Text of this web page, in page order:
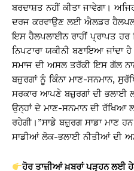
ਬਰਦਾਸ਼ਤ ਨਹੀਂ ਕੀਤਾ ਜਾਵੇਗਾ।
ਦਰਜ ਕਰਵਾਉਣ ਲਈ ਐਲਡਰ
ਇਸ ਹੈਲਪਲਾਈਨ ਰਾਹੀਂ ਪ੍ਰਾਪਤ ਹਰ
ਨਿਪਟਾਰਾ ਯਕੀਨੀ ਬਣਾਇਆ ਜਾਂਦਾ
ਸਮਾਜ ਦੀ ਅਸਲ ਤਰੱਕੀ ਇਸ ਗੱਲ
ਬਜ਼ੁਰਗਾਂ ਨੂੰ ਕਿੰਨਾ ਮਾਣ-ਸਨਮਾਨ,
ਸਰਕਾਰ ਆਪਣੇ ਬਜ਼ੁਰਗਾਂ ਦੀ ਭਲਾਈ
ਉਨ੍ਹਾਂ ਦੇ ਮਾਣ-ਸਨਮਾਨ ਦੀ
ਰਹੇਗੀ।”ਸਾਡੇ ਬਜ਼ੁਰਗ ਸਾਡਾ ਮਾਣ
ਸਾਡੀਆਂ ਲੋਕ-ਭਲਾਈ ਨੀਤੀਆਂ ਦੀ
ਹੋਰ ਤਾਜ਼ੀਆਂ ਖ਼ਬਰਾਂ ਪੜ੍ਹਨ ਲਈ